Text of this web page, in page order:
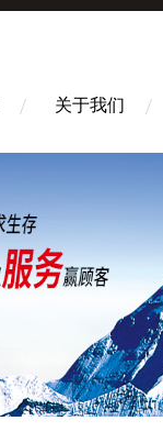
关于我们